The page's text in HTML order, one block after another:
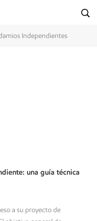
Independientes
una guía técnica
a su proyecto de